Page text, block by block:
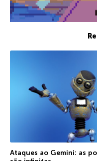
Ataques ao Gemini: as